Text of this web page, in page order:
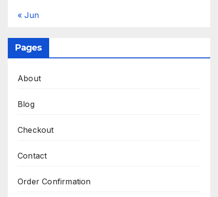
« Jun
Pages
About
Blog
Checkout
Contact
Order Confirmation